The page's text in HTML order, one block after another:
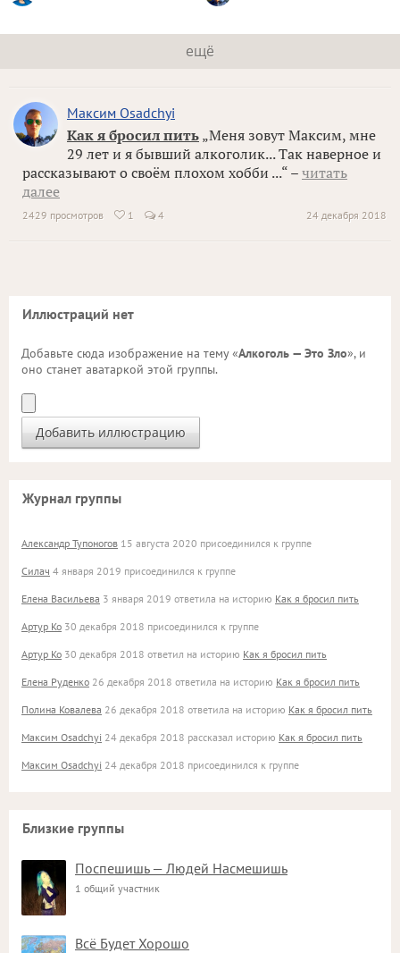
ещё
Максим Osadchyi
Как я бросил пить „Меня зовут Максим, мне
29 лет и я бывший алкоголик... Так наверное и
рассказывают о своём плохом хобби ...“ – читать
далее
24 декабря 2018
2429 просмотров  1 4
Иллюстраций нет
Добавьте сюда изображение на тему «Алкоголь — Это Зло», и
оно станет аватаркой этой группы.
Журнал группы
Александр Тупоногов 15 августа 2020 присоединился к группе
Силач 4 января 2019 присоединился к группе
Елена Васильева 3 января 2019 ответила на историю Как я бросил пить
Артур Ко 30 декабря 2018 присоединился к группе
Артур Ко 30 декабря 2018 ответил на историю Как я бросил пить
Елена Руденко 26 декабря 2018 ответила на историю Как я бросил пить
Полина Ковалева 26 декабря 2018 ответила на историю Как я бросил пить
Максим Osadchyi 24 декабря 2018 рассказал историю Как я бросил пить
Максим Osadchyi 24 декабря 2018 присоединился к группе
Близкие группы
Поспешишь — Людей Насмешишь
1 общий участник
Всё Будет Хорошо